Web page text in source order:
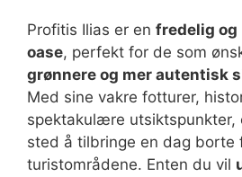
Profitis Ilias er en fredelig
oase, perfekt for de som
grønnere og mer autentisk
Med sine vakre fotturer,
spektakulære
sted å tilbringe en dag borte
turistområdene. Enten du vil